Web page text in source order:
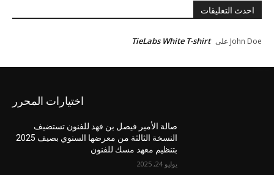
احدث التعليقات
John Doe على TieLabs White T-shirt
اختيارات المحرر
صالة الأمير فيصل بن فهد للفنون تستضيف
النسخة الثالثة من معرضها السنوي بصيف 2025
بتنظيم معهد مسك للفنون
يوليو 24, 2025